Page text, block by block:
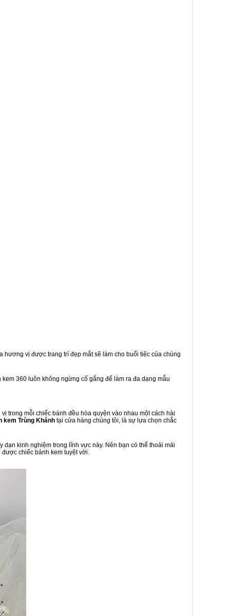
vị được trang trí đẹp mắt sẽ làm cho buổi tiệc của chúng
kem 360 luôn không ngừng cố gắng để làm ra đa dạng mẫu
trong mỗi chiếc bánh đều hòa quyện vào nhau một cách hài
kem Trùng Khánh tại cửa hàng chúng tôi, là sự lựa chọn chắc
kinh nghiệm trong lĩnh vực này. Nên bạn có thể thoải mái
được chiếc bánh kem tuyệt vời.